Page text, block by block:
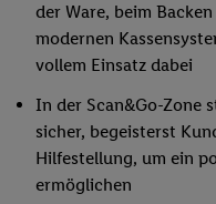
der Ware, beim
modernen
vollem Einsatz dabei
In der Scan&Go-Zone
sicher, begeisterst
Hilfestellung, um ein
ermöglichen